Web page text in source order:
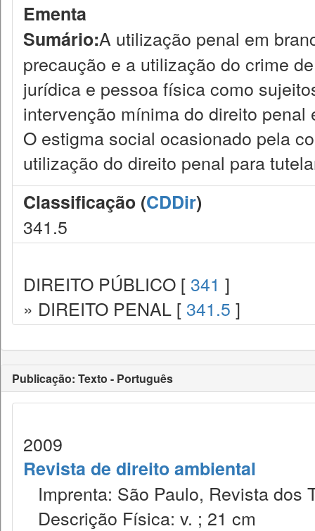
Ementa
Sumário:A utilização penal em
precaução e a utilização do crime
jurídica e pessoa física como
intervenção mínima do direito
O estigma social ocasionado pela
utilização do direito penal para
Classificação (CDDir)
341.5
DIREITO PÚBLICO [ 341 ]
» DIREITO PENAL [ 341.5 ]
Publicação: Texto - Português
2009
Revista de direito ambiental
Imprenta: São Paulo, Revista dos
Descrição Física: v. ; 21 cm